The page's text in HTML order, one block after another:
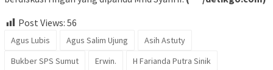
Post Views: 56
Agus Lubis Agus Salim Ujung
Asih Astuty
Bukber SPS Sumut
Erwin.
H Farianda Putra Sinik